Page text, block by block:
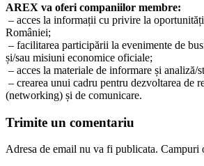
AREX va oferi companiilor membre:
– acces la informații cu privire la
României;
– facilitarea participării la evenimente de
și/sau misiuni economice oficiale;
– acces la materiale de informare și analiză/
– crearea unui cadru pentru dezvoltarea de
(networking) și de comunicare.
Trimite un comentariu
Adresa de email nu va fi publicata.